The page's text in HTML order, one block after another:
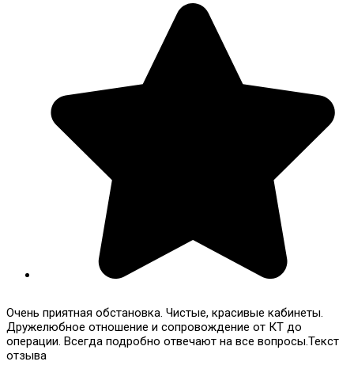
Очень приятная обстановка. Чистые, красивые кабинеты.
Дружелюбное отношение и сопровождение от КТ до
операции. Всегда подробно отвечают на все вопросы.Текст
отзыва